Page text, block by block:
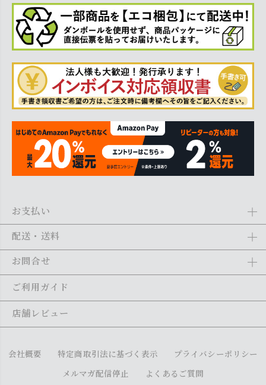
お支払い
Amazon Pay、クレジットカード、代金引換、あと払い(ペイディ)、銀
い。
配送・送料
全商品送料無料
状況によって、多少前後する場合がございます。詳しくは
お問合せ
メール：shopping@monogallery.jp
メールの返信につきましては、1～2営業日以内にさせていただいてお
ご利用ガイド
店舗レビュー
会社概要 特定商取引法に基づく表示
プライバシーポリシー
メルマガ配信停止
よくあるご質問